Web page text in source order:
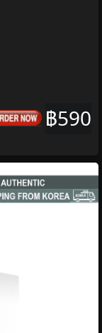
฿590